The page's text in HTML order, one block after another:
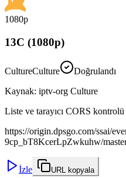
1080p
13C (1080p)
CultureCulture
Doğrulandı
Kaynak: iptv-org Culture
Liste ve tarayıcı CORS kontrolü
https://origin.dpsgo.com/ssai/
9cp_bT8KcerLpZwkuhw/
İzle URL kopyala